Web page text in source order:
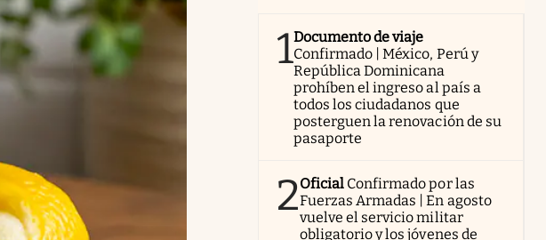
1Documento de viaje
Confirmado | México, Perú y
República Dominicana
prohíben el ingreso al país a
todos los ciudadanos que
posterguen la renovación de su
pasaporte
2Oficial Confirmado por las
Fuerzas Armadas | En agosto
vuelve el servicio militar
obligatorio y los jóvenes de